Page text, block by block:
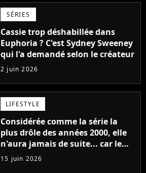
SÉRIES
Cassie trop déshabillée dans
Euphoria ? C'est Sydney Sweeney
qui l'a demandé selon le créateur
2 juin 2026
LIFESTYLE
Considérée comme la série la
plus drôle des années 2000, elle
n'aura jamais de suite... car le
monde a trop changé
15 juin 2026